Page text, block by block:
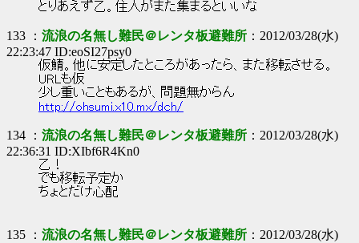
とりあえず乙。住人がまた集まるといいな
133 ： 流浪の名無し難民＠レンタ板避難所 ：2012/03/28(水)
22:23:47 ID:eoSI27psy0
仮鯖。他に安定したところがあったら、また移転させる。
URLも仮
少し重いこともあるが、問題無からん
http://ohsumi.x10.mx/dch/
134 ： 流浪の名無し難民＠レンタ板避難所 ：2012/03/28(水)
22:36:31 ID:XIbf6R4Kn0
乙！
でも移転予定か
ちょとだけ心配
135 ： 流浪の名無し難民＠レンタ板避難所 ：2012/03/28(水)